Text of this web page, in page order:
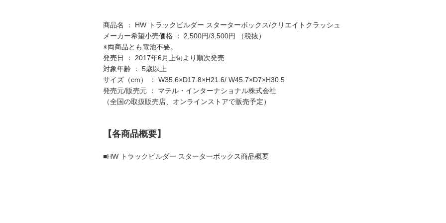
商品名 ： HW トラックビルダー スターターボックス/クリエイトクラッシュ
メーカー希望小売価格 ： 2,500円/3,500円 （税抜）
※両商品とも電池不要。
発売日 ： 2017年6月上旬より順次発売
対象年齢 ： 5歳以上
サイズ（cm） ： W35.6×D17.8×H21.6/ W45.7×D7×H30.5
発売元/販売元 ： マテル・インターナショナル株式会社
（全国の取扱販売店、オンラインストアで販売予定）
【各商品概要】
■HW トラックビルダー スターターボックス商品概要